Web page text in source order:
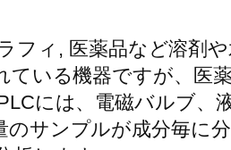
フィ, 医薬品など溶剤
いる機器ですが、医
には、電磁バルブ、
サンプルが成分毎に